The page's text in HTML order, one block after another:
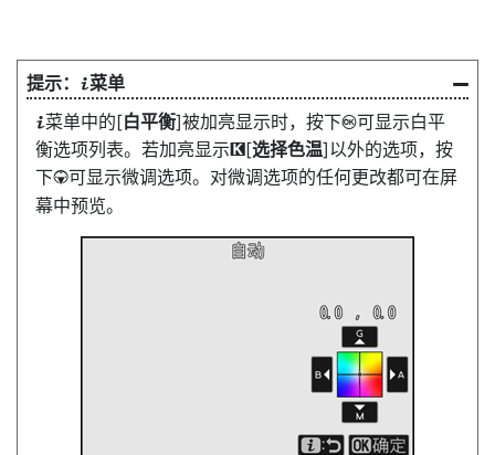
i菜单
i菜单中的[白平衡]被加亮显示时，按下J可显示白平
衡选项列表。若加亮显示 K [选择色温]以外的选项，按
下3可显示微调选项。对微调选项的任何更改都可在屏
幕中预览。